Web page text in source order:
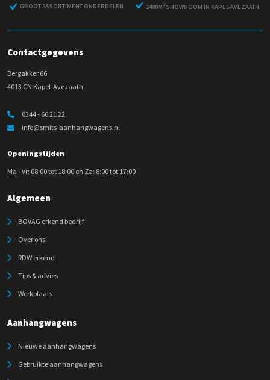
GROOT ASSORTIMENT ONDERDELEN
2480M 2SHOWROOM IN KAPEL-AVEZAATH
Contactgegevens
Bergakker 66
4013 CN Kapel-Avezaath
0344 - 66 21 22
info@smits-aanhangwagens.nl
Openingstijden
Ma - Vr: 08:00 tot 18:00 en Za: 8:00 tot 17:00
Algemeen
BOVAG erkend bedrijf
Over ons
RDW erkend
Tips & advies
Werkplaats
Aanhangwagens
Nieuwe aanhangwagens
Gebruikte aanhangwagens